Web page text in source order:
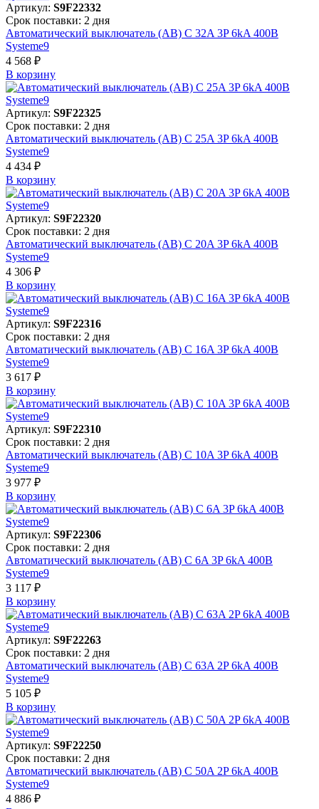
Артикул: S9F22332
Срок поставки: 2 дня
Автоматический выключатель (АВ) C 32A 3P 6kA 400В
Systeme9
4 568 ₽
В корзинy
Артикул: S9F22325
Срок поставки: 2 дня
Автоматический выключатель (АВ) C 25A 3P 6kA 400В
Systeme9
4 434 ₽
В корзинy
Артикул: S9F22320
Срок поставки: 2 дня
Автоматический выключатель (АВ) C 20A 3P 6kA 400В
Systeme9
4 306 ₽
В корзинy
Артикул: S9F22316
Срок поставки: 2 дня
Автоматический выключатель (АВ) C 16A 3P 6kA 400В
Systeme9
3 617 ₽
В корзинy
Артикул: S9F22310
Срок поставки: 2 дня
Автоматический выключатель (АВ) C 10A 3P 6kA 400В
Systeme9
3 977 ₽
В корзинy
Артикул: S9F22306
Срок поставки: 2 дня
Автоматический выключатель (АВ) C 6A 3P 6kA 400В
Systeme9
3 117 ₽
В корзинy
Артикул: S9F22263
Срок поставки: 2 дня
Автоматический выключатель (АВ) C 63A 2P 6kA 400В
Systeme9
5 105 ₽
В корзинy
Артикул: S9F22250
Срок поставки: 2 дня
Автоматический выключатель (АВ) C 50A 2P 6kA 400В
Systeme9
4 886 ₽